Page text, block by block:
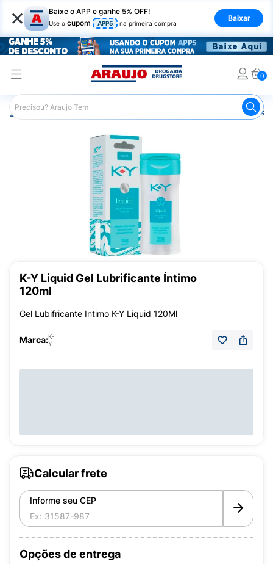
× Baixe o APP e ganhe 5% OFF!
Use o cupom APP5 na primeira compra
Baixar
0
Araujo Higiene Pessoal Lubrificantes
K-Y Liquid Gel Lubrificante Íntimo
120ml
Gel Lubifricante Intimo K-Y Liquid 120Ml
Marca:K-
Y
Calcular frete
Informe seu CEP
Opções de entrega